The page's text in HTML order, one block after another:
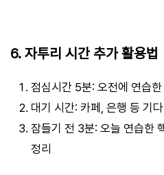
6. 자투리 시간 추가 활용법
점심시간 5분: 오전에 연습
대기 시간: 카페, 은행 등 기
잠들기 전 3분: 오늘 연습한
정리